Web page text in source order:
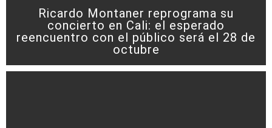
Ricardo Montaner reprograma su
concierto en Cali: el esperado
reencuentro con el público será el 28 de
octubre